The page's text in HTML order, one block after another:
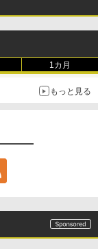
1カ月
もっと見る